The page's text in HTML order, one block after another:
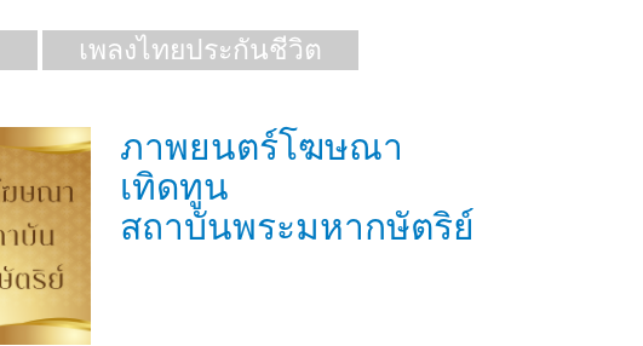
เพลงไทยประกันชีวิต
ภาพยนตร์โฆษณา
เทิดทูน
สถาบันพระมหากษัตริย์